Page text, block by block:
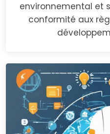
environnemental et
conformité aux